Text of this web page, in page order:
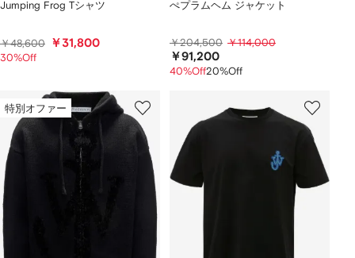
Jumping Frog Tシャツ
￥48,600 ￥31,800
30%Off
ぺプラムヘム ジャケット
￥204,500 ￥114,000
￥91,200
40%Off20%Off
特別オファー